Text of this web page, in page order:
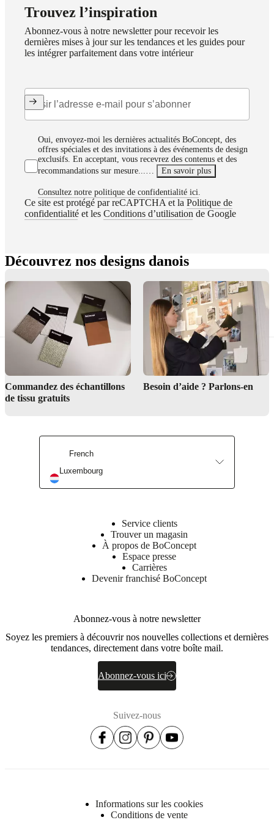
Trouvez l’inspiration
Abonnez-vous à notre newsletter pour recevoir les
dernières mises à jour sur les tendances et les guides pour
les intégrer parfaitement dans votre intérieur
Oui, envoyez-moi les dernières actualités BoConcept, des
offres spéciales et des invitations à des événements de design
exclusifs. En acceptant, vous recevrez des contenus et des
recommandations sur mesure...…
En savoir plus
Consultez notre politique de confidentialité ici.
Ce site est protégé par reCAPTCHA et la Politique de
confidentialité et les Conditions d’utilisation de Google
Découvrez nos designs danois
Canapés Chaises
Commandez des échantillons
de tissu gratuits
Besoin d’aide ? Parlons-en
French
Luxembourg
Service clients
Trouver un magasin
À propos de BoConcept
Espace presse
Carrières
Devenir franchisé BoConcept
Abonnez-vous à notre newsletter
Soyez les premiers à découvrir nos nouvelles collections et dernières
tendances, directement dans votre boîte mail.
Abonnez-vous ici
Suivez-nous
Informations sur les cookies
Conditions de vente